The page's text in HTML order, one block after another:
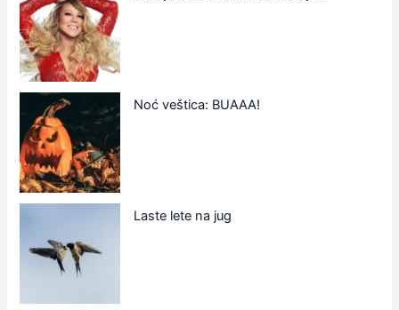
Noć veštica: BUAAA!
Laste lete na jug